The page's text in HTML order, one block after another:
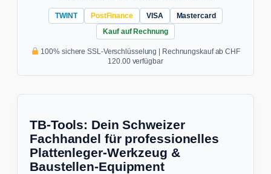
TWINT PostFinance VISA
Mastercard
Kauf auf Rechnung
100% sichere SSL-Verschlüsselung | Rechnungskauf ab CHF
120.00 verfügbar
TB-Tools: Dein Schweizer
Fachhandel für professionelles
Plattenleger-Werkzeug &
Baustellen-Equipment